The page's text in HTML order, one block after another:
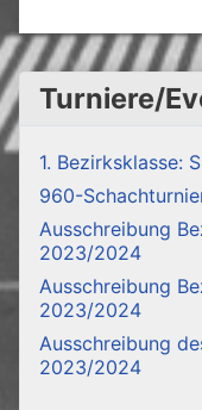
Turniere/
1. Bezirksklasse:
960-
Ausschreibung
2023/2024
Ausschreibung
2023/2024
Ausschreibung
2023/2024